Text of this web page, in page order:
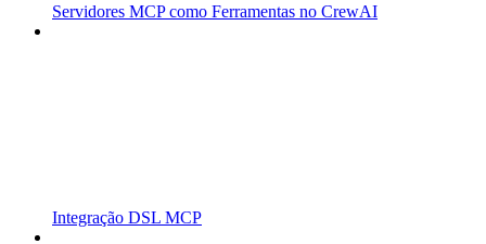
Servidores MCP como Ferramentas no CrewAI
Integração DSL MCP